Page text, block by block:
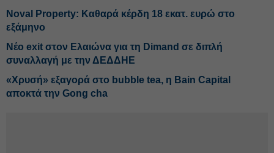
Noval Property: Kαθαρά κέρδη 18 εκατ. ευρώ στο
εξάμηνο
Νέο exit στον Ελαιώνα για τη Dimand σε διπλή
συναλλαγή με την ΔΕΔΔΗΕ
«Χρυσή» εξαγορά στο bubble tea, η Bain Capital
αποκτά την Gong cha